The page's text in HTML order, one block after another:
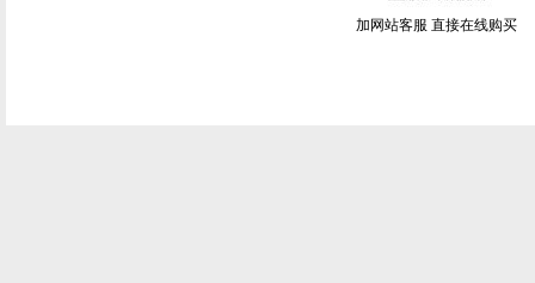
加网站客服 直接在线购买